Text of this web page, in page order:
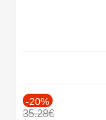
-20%
35.28€